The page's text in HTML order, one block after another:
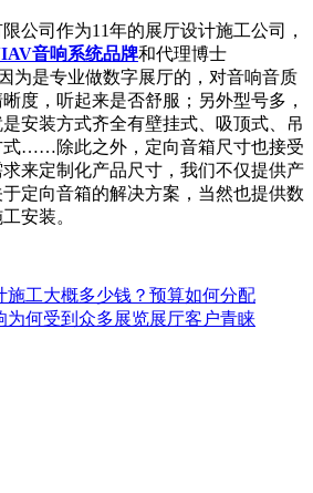
公司作为11年的展厅设计施工公司，
音响系统品牌和代理博士
为是专业做数字展厅的，对音响音质
度，听起来是否舒服；另外型号多，
安装方式齐全有壁挂式、吸顶式、吊
式……除此之外，定向音箱尺寸也接受
来定制化产品尺寸，我们不仅提供产
定向音箱的解决方案，当然也提供数
安装。
施工大概多少钱？预算如何分配
为何受到众多展览展厅客户青睐